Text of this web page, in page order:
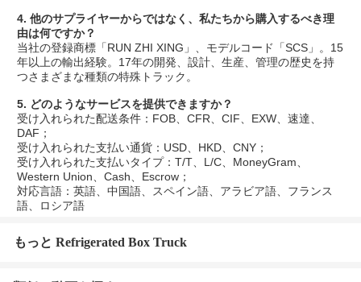
4. 他のサプライヤーからではなく、私たちから購入するべき理
由は何ですか？
当社の登録商標「RUN ZHI XING」、モデルコード「SCS」。15
年以上の輸出経験。17年の開発、設計、生産、管理の歴史を持
つさまざまな種類の特殊トラック。
5. どのようなサービスを提供できますか？
受け入れられた配送条件：FOB、CFR、CIF、EXW、速達、
DAF；
受け入れられた支払い通貨：USD、HKD、CNY；
受け入れられた支払いタイプ：T/T、L/C、MoneyGram、
Western Union、Cash、Escrow；
対応言語：英語、中国語、スペイン語、アラビア語、フランス
語、ロシア語
もっと Refrigerated Box Truck